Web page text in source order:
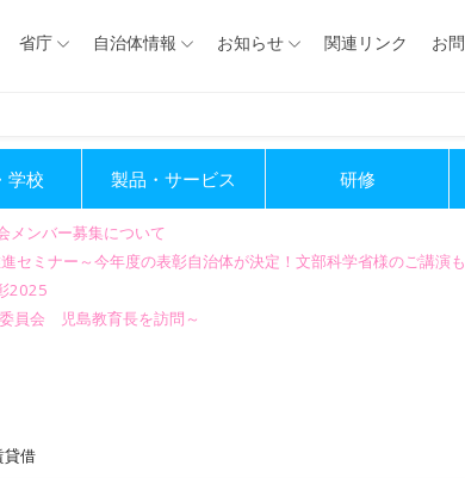
省庁 自治体情報 お知らせ 関連リンク お
学校 製品・サービス 研修
メンバー募集について
セミナー～今年度の表彰自治体が決定！文部科学省様のご講演
2025
員会 児島教育長を訪問～
貸借